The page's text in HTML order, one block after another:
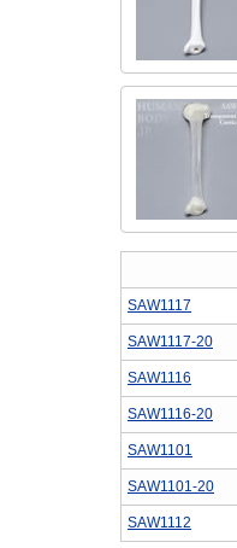
SAW1117
SAW1117-20
SAW1116
SAW1116-20
SAW1101
SAW1101-20
SAW1112